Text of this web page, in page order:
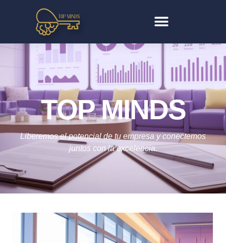
TOP MINDS
Liberemos el potencial de tu empresa y conectemos
juntos con la excelencia.